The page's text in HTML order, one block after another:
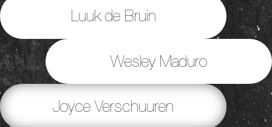
Luuk de Bruin
Wesley Maduro
Joyce Verschuuren